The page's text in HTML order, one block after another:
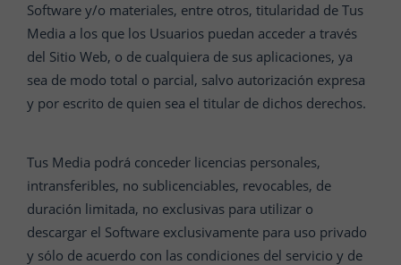
Software y/o materiales, entre otros, titularidad de Tus
Media a los que los Usuarios puedan acceder a través
del Sitio Web, o de cualquiera de sus aplicaciones, ya
sea de modo total o parcial, salvo autorización expresa
y por escrito de quien sea el titular de dichos derechos.
Tus Media podrá conceder licencias personales,
intransferibles, no sublicenciables, revocables, de
duración limitada, no exclusivas para utilizar o
descargar el Software exclusivamente para uso privado
y sólo de acuerdo con las condiciones del servicio y de